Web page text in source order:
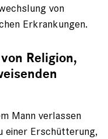
von
Erkrankungen.
Religion,
Mann verlassen
einer Erschütterung,